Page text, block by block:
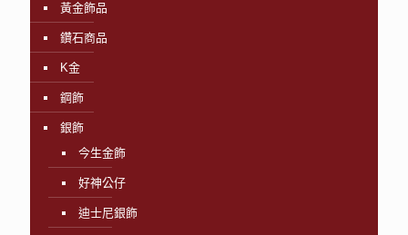
黃金飾品
鑽石商品
K金
鋼飾
銀飾
今生金飾
好神公仔
迪士尼銀飾